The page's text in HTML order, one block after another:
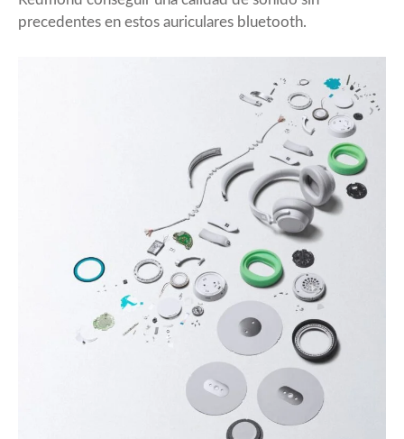
precedentes en estos auriculares bluetooth.